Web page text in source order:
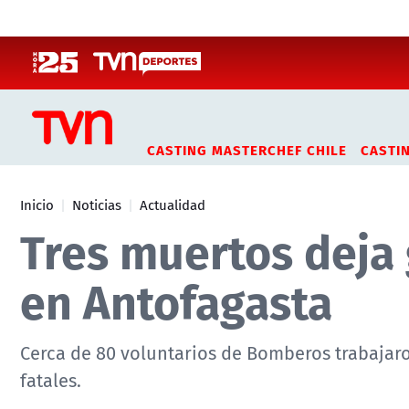
CASTING MASTERCHEF CHILE
Inicio Noticias Actualidad
Tres muertos
en Antofagasta
Cerca de 80 voluntarios de Bomberos
fatales.